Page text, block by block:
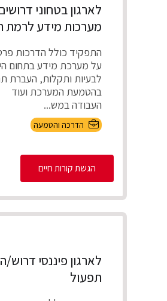
לארגון בטחוני
מערכות מידע לרמת
התפקיד כולל הדרכות
על מערכת מידע בתחום
לבעיות ותקלות, העברת
בהטמעת המערכת ועוד
העבודה במש...
הדרכה והטמעה
הגשת קורות חיים
לארגון פיננסי
תפעול